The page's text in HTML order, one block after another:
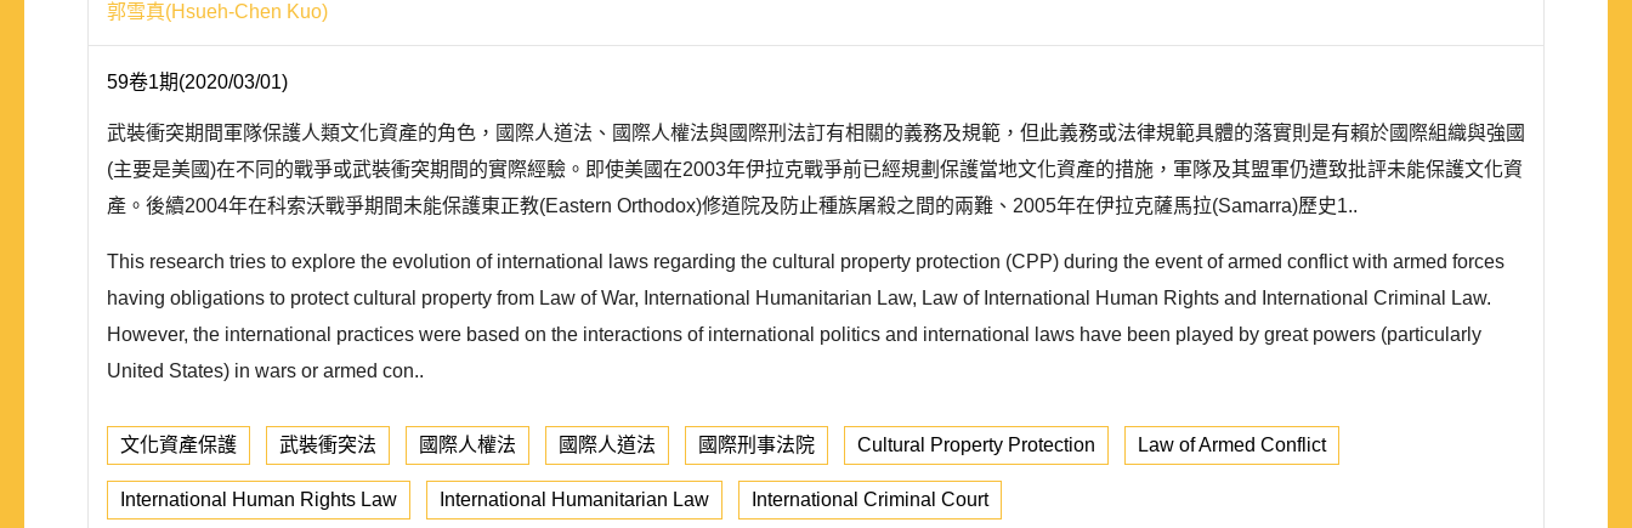
郭雪真(Hsueh-Chen Kuo)
59卷1期(2020/03/01)
武裝衝突期間軍隊保護人類文化資產的角色，國際人道法、國際人權法與國際刑法訂有相關的義務及規範，但此義務或法律規範具體的落實則是有賴於國際組織與強國
(主要是美國)在不同的戰爭或武裝衝突期間的實際經驗。即使美國在2003年伊拉克戰爭前已經規劃保護當地文化資產的措施，軍隊及其盟軍仍遭致批評未能保護文化資
產。後續2004年在科索沃戰爭期間未能保護東正教(Eastern Orthodox)修道院及防止種族屠殺之間的兩難、2005年在伊拉克薩馬拉(Samarra)歷史1..
This research tries to explore the evolution of international laws regarding the cultural property protection (CPP) during the event of armed conflict with armed forces
having obligations to protect cultural property from Law of War, International Humanitarian Law, Law of International Human Rights and International Criminal Law.
However, the international practices were based on the interactions of international politics and international laws have been played by great powers (particularly
United States) in wars or armed con..
文化資產保護 武裝衝突法 國際人權法 國際人道法 國際刑事法院 Cultural Property Protection Law of Armed Conflict
International Human Rights Law International Humanitarian Law International Criminal Court